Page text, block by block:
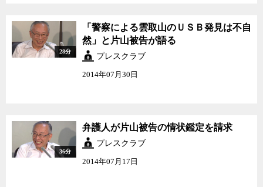
28分
「警察による雲取山のＵＳＢ発見は不自
然」と片山被告が語る
プレスクラブ
2014年07月30日
36分
弁護人が片山被告の情状鑑定を請求
プレスクラブ
2014年07月17日